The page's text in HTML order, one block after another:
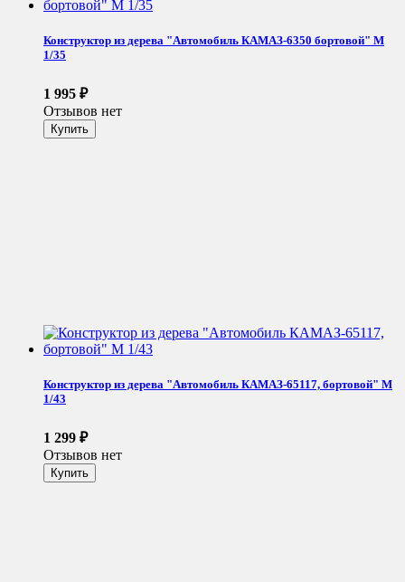
Конструктор из дерева "Автомобиль КАМАЗ-6350 бортовой" М
1/35
1 995 ₽
Отзывов нет
Конструктор из дерева "Автомобиль КАМАЗ-65117, бортовой" М
1/43
1 299 ₽
Отзывов нет